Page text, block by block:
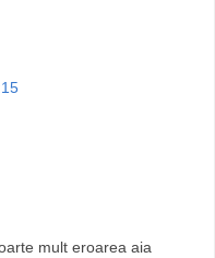
mult eroarea aia